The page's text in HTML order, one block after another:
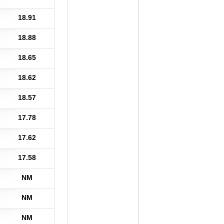
18.91
18.88
18.65
18.62
18.57
17.78
17.62
17.58
NM
NM
NM